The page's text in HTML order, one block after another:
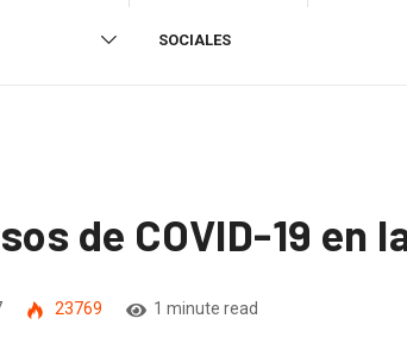
SOCIALES
de COVID-19 en
23769 1 minute read